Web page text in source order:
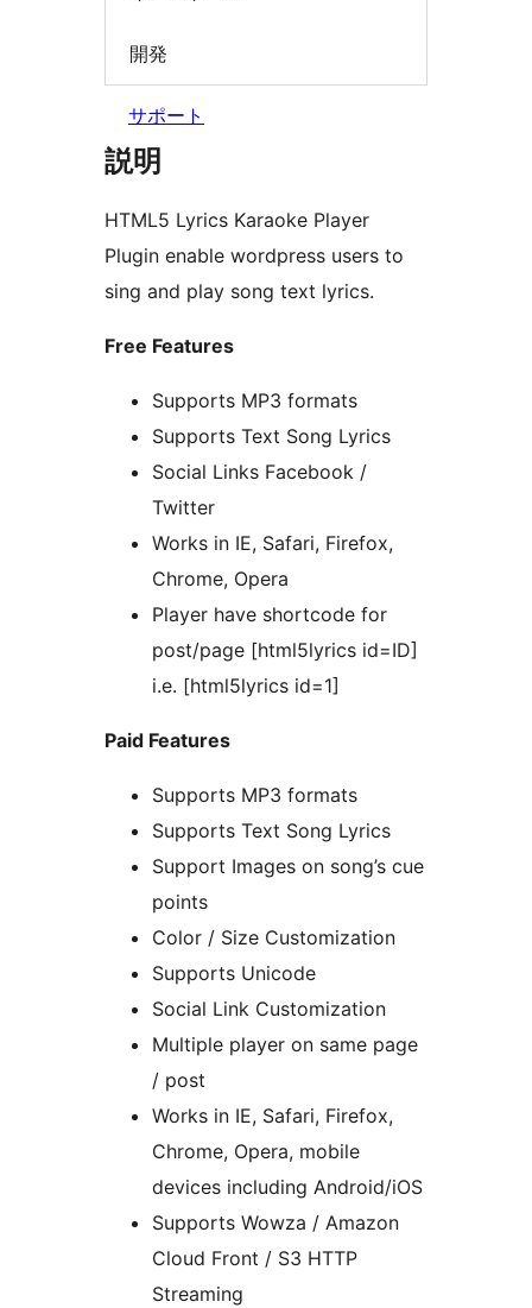
開発
サポート
説明
HTML5 Lyrics Karaoke Player
Plugin enable wordpress users to
sing and play song text lyrics.
Free Features
Supports MP3 formats
Supports Text Song Lyrics
Social Links Facebook /
Twitter
Works in IE, Safari, Firefox,
Chrome, Opera
Player have shortcode for
post/page [html5lyrics id=ID]
i.e. [html5lyrics id=1]
Paid Features
Supports MP3 formats
Supports Text Song Lyrics
Support Images on song’s cue
points
Color / Size Customization
Supports Unicode
Social Link Customization
Multiple player on same page
/ post
Works in IE, Safari, Firefox,
Chrome, Opera, mobile
devices including Android/iOS
Supports Wowza / Amazon
Cloud Front / S3 HTTP
Streaming